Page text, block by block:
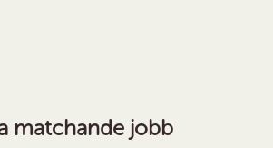
matchande jobb